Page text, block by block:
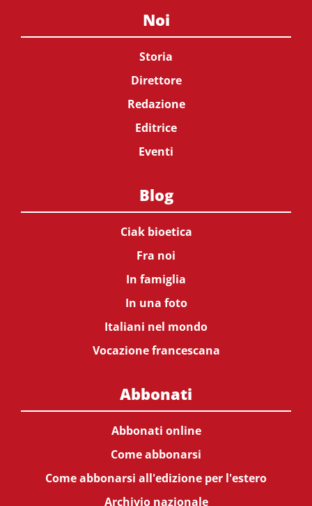
Noi
Storia
Direttore
Redazione
Editrice
Eventi
Blog
Ciak bioetica
Fra noi
In famiglia
In una foto
Italiani nel mondo
Vocazione francescana
Abbonati
Abbonati online
Come abbonarsi
Come abbonarsi all'edizione per l'estero
Archivio nazionale